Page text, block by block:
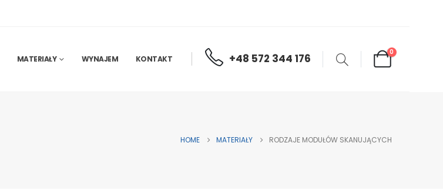
MATERIAŁY WYNAJEM KONTAKT +48 572 344 176 0
HOME MATERIAŁY RODZAJE MODUŁÓW SKANUJĄCYCH